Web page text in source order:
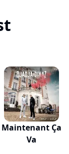
Maintenant Ça
Va